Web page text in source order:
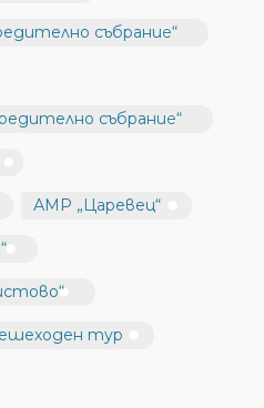
събрание“
събрание“
АМР „Царевец“
тур